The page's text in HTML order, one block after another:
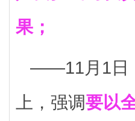
果；
——11月1日
上，强调要以